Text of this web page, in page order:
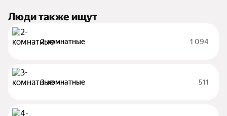
Люди также ищут
2-комнатные 1 094
3-комнатные 511